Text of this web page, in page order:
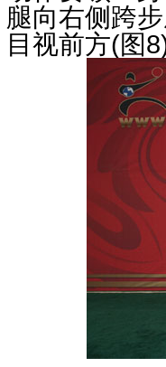
腿向右侧跨
目视前方(图